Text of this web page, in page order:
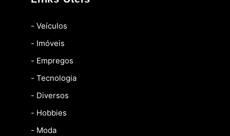
- Veículos
- Imóveis
- Empregos
- Tecnologia
- Diversos
- Hobbies
- Moda